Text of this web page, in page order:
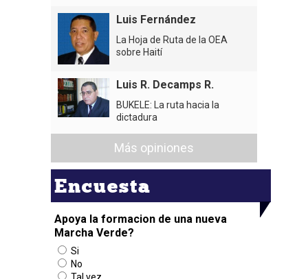
Luis Fernández
La Hoja de Ruta de la OEA
sobre Haití
Luis R. Decamps R.
BUKELE: La ruta hacia la
dictadura
Más opiniones
Encuesta
Apoya la formacion de una nueva
Marcha Verde?
Si
No